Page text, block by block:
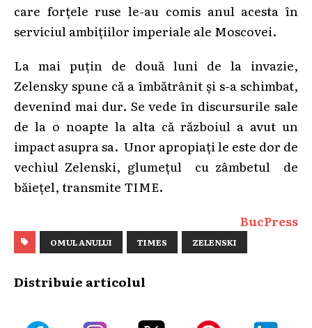
care forţele ruse le-au comis anul acesta în
serviciul ambiţiilor imperiale ale Moscovei.
La mai puţin de două luni de la invazie,
Zelensky spune că a îmbătrânit şi s-a schimbat,
devenind mai dur. Se vede în discursurile sale
de la o noapte la alta că războiul a avut un
impact asupra sa. Unor apropiaţi le este dor de
vechiul Zelenski, glumeţul cu zâmbetul de
băieţel, transmite TIME.
BucPress
OMUL ANULUI TIMES ZELENSKI
Distribuie articolul